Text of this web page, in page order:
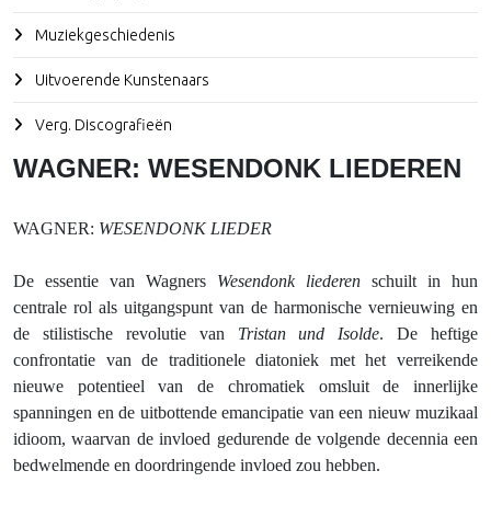
Muziekgeschiedenis
Uitvoerende Kunstenaars
Verg. Discografieën
WAGNER: WESENDONK LIEDEREN
WAGNER: WESENDONK LIEDER
De essentie van Wagners Wesendonk liederen schuilt in hun
centrale rol als uitgangspunt van de harmonische vernieuwing en
de stilistische revolutie van Tristan und Isolde. De heftige
confrontatie van de traditionele diatoniek met het verreikende
nieuwe potentieel van de chromatiek omsluit de innerlijke
spanningen en de uitbottende emancipatie van een nieuw muzikaal
idioom, waarvan de invloed gedurende de volgende decennia een
bedwelmende en doordringende invloed zou hebben.